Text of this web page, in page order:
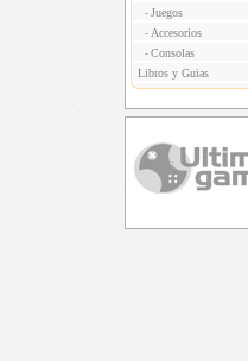
- Juegos
- Accesorios
- Consolas
Libros y Guias